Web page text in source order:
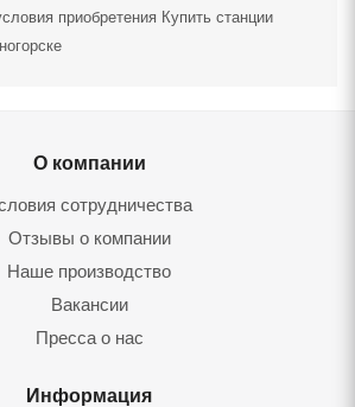
приобретения Купить станции
О компании
сотрудничества
Отзывы о компании
Наше производство
Вакансии
Пресса о нас
Информация